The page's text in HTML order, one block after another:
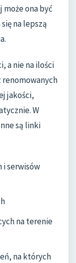
ona być
na lepszą
a nie na ilości
renomowanych
jakości,
W
są linki
i serwisów
na terenie
na których